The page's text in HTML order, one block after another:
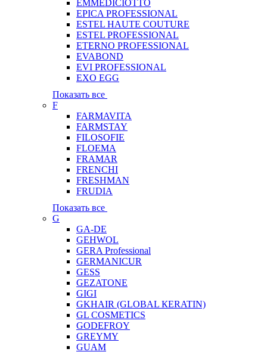
EMMEDICIOTTO
EPICA PROFESSIONAL
ESTEL HAUTE COUTURE
ESTEL PROFESSIONAL
ETERNO PROFESSIONAL
EVABOND
EVI PROFESSIONAL
EXO EGG
Показать все
F
FARMAVITA
FARMSTAY
FILOSOFIE
FLOEMA
FRAMAR
FRENCHI
FRESHMAN
FRUDIA
Показать все
G
GA-DE
GEHWOL
GERA Professional
GERMANICUR
GESS
GEZATONE
GIGI
GKHAIR (GLOBAL КЕRATIN)
GL COSMETICS
GODEFROY
GREYMY
GUAM